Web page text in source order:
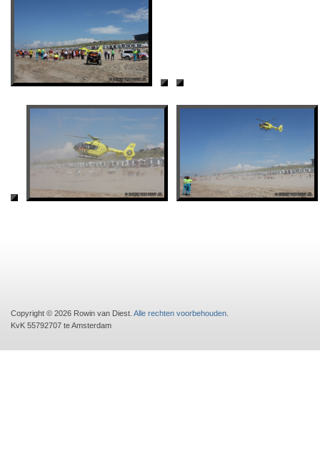
Copyright © 2026 Rowin van Diest. Alle rechten voorbehouden
KvK 55792707 te Amsterdam